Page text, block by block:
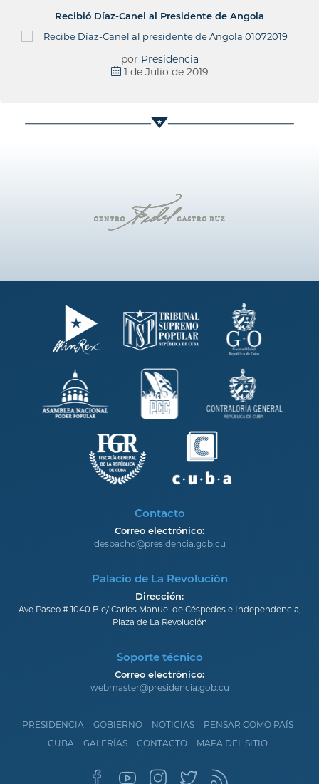
Recibió Díaz-Canel al Presidente de Angola
por Presidencia
1 de Julio de 2019
Contacto
Correo electrónico:
despacho@presidencia.gob.cu
Palacio de La Revolución
Dirección:
Ave Paseo # 1040 B e/ Carlos Manuel de Céspedes e Independencia,
Plaza de La Revolución
Soporte técnico
Correo electrónico:
webmaster@presidencia.gob.cu
PRESIDENCIA GOBIERNO NOTICIAS
PENSAR COMO PAÍS
CUBA
GALERÍAS CONTACTO MAPA DEL SITIO